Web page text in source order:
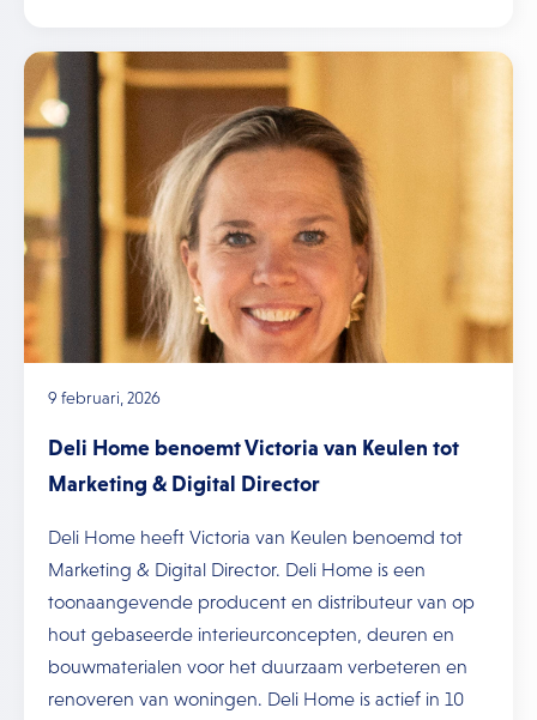
9 februari, 2026
Deli Home benoemt Victoria van Keulen tot
Marketing & Digital Director
Deli Home heeft Victoria van Keulen benoemd tot
Marketing & Digital Director. Deli Home is een
toonaangevende producent en distributeur van op
hout gebaseerde interieurconcepten, deuren en
bouwmaterialen voor het duurzaam verbeteren en
renoveren van woningen. Deli Home is actief in 10